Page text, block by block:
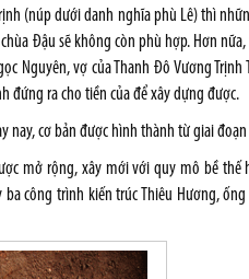
(núp dưới danh nghĩa phù Lê) thì
Đậu sẽ không còn phù hợp. Hơn
Nguyên, vợ của Thanh Đô Vương
đứng ra cho tiền của để xây dựng được.
cơ bản được hình thành từ giai đoạn
mở rộng, xây mới với quy mô bề thế
công trình kiến trúc Thiêu Hương,